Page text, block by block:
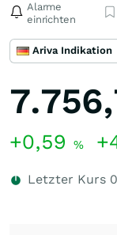
Alarme
einrichten
Ariva Indikation
+0,59 %
Letzter Kurs